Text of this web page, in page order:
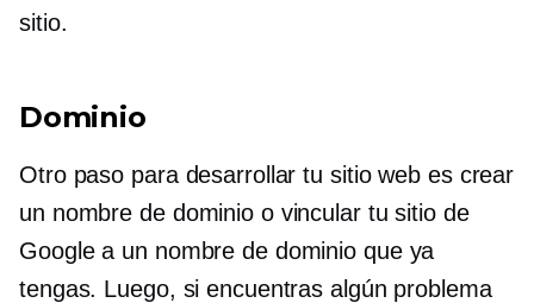
sitio.
Dominio
Otro paso para desarrollar tu sitio web es crear
un nombre de dominio o vincular tu sitio de
Google a un nombre de dominio que ya
tengas. Luego, si encuentras algún problema